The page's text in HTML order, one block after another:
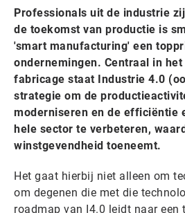
Professionals uit de industrie
de toekomst van productie is
'smart manufacturing' een
ondernemingen. Centraal in
fabricage staat Industrie 4.0
strategie om de
moderniseren en de efficiëntie
hele sector te verbeteren,
winstgevendheid toeneemt.
Het gaat hierbij niet alleen om
om degenen die met die
roadmap van I4.0 leidt naar een